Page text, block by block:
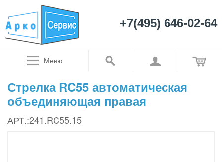
+7(495) 646-02-64
Меню
Стрелка RC55 автоматическая
объединяющая правая
АРТ.:241.RC55.15